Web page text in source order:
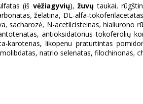
(iš vėžiagyvių),žuvų taukai,
želatina, DL-alfa-
N-acetilcisteinas, hialiurono
antioksidatorius tokoferolių
likopenu praturtintas
natrio selenatas, filochinonas,